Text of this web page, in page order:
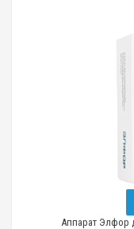
Аппарат Элфор